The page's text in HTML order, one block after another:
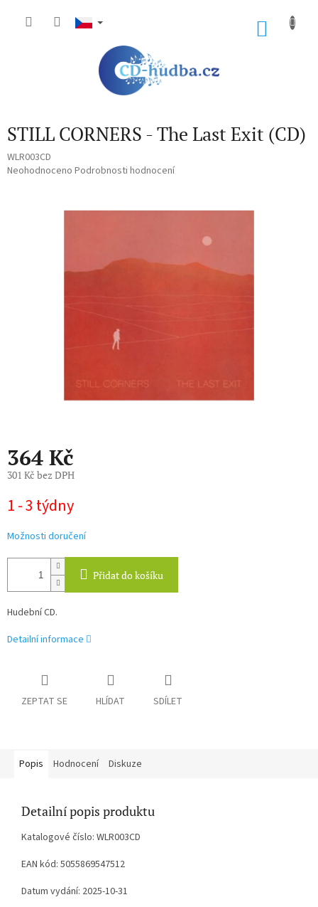
STILL CORNERS - The Last Exit (CD)
WLR003CD
Průměrné
Neohodnoceno Podrobnosti hodnocení
364 Kč
301 Kč bez DPH
cena:
1 - 3 týdny
Možnosti doručení
Přidat do košíku
Hudební CD.
Detailní informace
ZEPTAT SE HLÍDAT SDÍLET
Popis Hodnocení Diskuze
Detailní popis produktu
Katalogové číslo: WLR003CD
EAN kód: 5055869547512
Datum vydání: 2025-10-31